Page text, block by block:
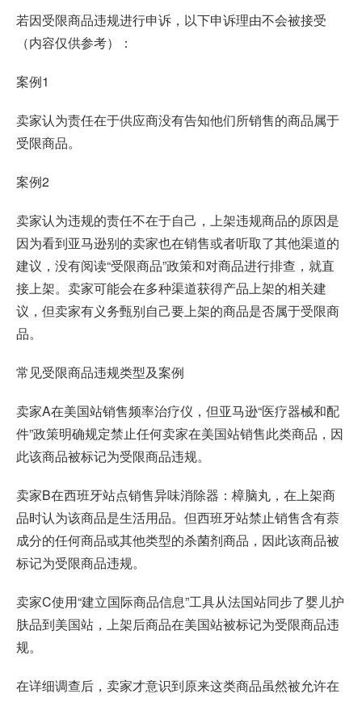
若因受限商品违规进行申诉，以下申诉理由不会被接受
（内容仅供参考）：
案例1
卖家认为责任在于供应商没有告知他们所销售的商品属于
受限商品。
案例2
卖家认为违规的责任不在于自己，上架违规商品的原因是
因为看到亚马逊别的卖家也在销售或者听取了其他渠道的
建议，没有阅读“受限商品”政策和对商品进行排查，就直
接上架。卖家可能会在多种渠道获得产品上架的相关建
议，但卖家有义务甄别自己要上架的商品是否属于受限商
品。
常见受限商品违规类型及案例
卖家A在美国站销售频率治疗仪，但亚马逊“医疗器械和配
件”政策明确规定禁止任何卖家在美国站销售此类商品，因
此该商品被标记为受限商品违规。
卖家B在西班牙站点销售异味消除器：樟脑丸，在上架商
品时认为该商品是生活用品。但西班牙站禁止销售含有萘
成分的任何商品或其他类型的杀菌剂商品，因此该商品被
标记为受限商品违规。
卖家C使用“建立国际商品信息”工具从法国站同步了婴儿护
肤品到美国站，上架后商品在美国站被标记为受限商品违
规。
在详细调查后，卖家才意识到原来这类商品虽然被允许在